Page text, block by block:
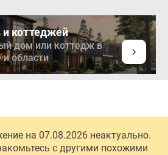
коттеджей
дом или коттедж в
и области
на 07.08.2026 неактуально.
с другими похожими